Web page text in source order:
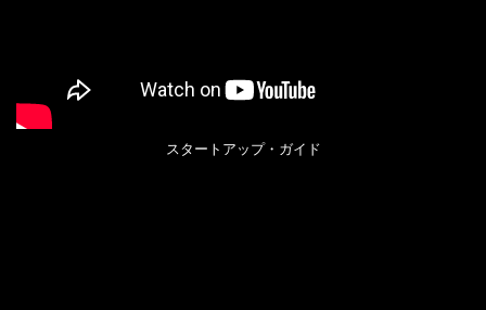
スタートアップ・ガイド